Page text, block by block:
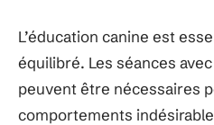
L’éducation canine est
équilibré. Les séances
peuvent être nécessaires
comportements